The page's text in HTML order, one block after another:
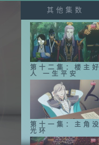
其他集数
第十二集：楼主好
人 一生平安
第十一集：主角没
光环